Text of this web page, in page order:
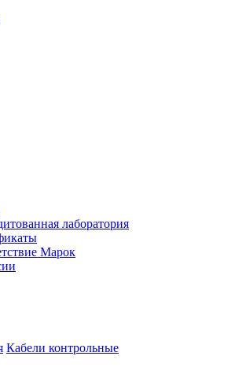
лаборатория
Марок
Кабели контрольные